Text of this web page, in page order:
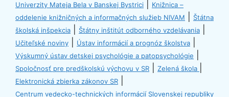
Univerzity Mateja Bela v Banskej Bystrici
Knižnica –
oddelenie knižničných a informačných služieb NIVAM
Štátna
školská inšpekcia
Štátny inštitút odborného vzdelávania
Učiteľské noviny Ústav informácií a prognóz školstva
Výskumný ústav detskej psychológie a patopsychológie
Spoločnosť pre predškolskú výchovu v SR Zelená škola
Elektronická zbierka zákonov SR
Centrum vedecko-technických informácií Slovenskej republiky